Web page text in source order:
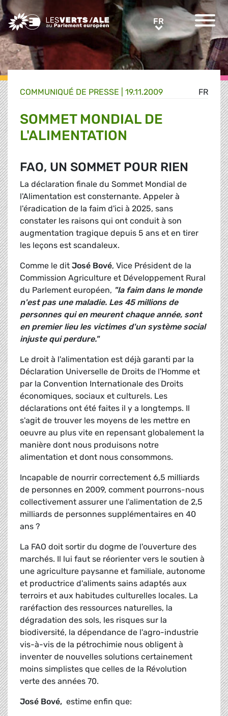
Greens/EFA Home FR FR
FR
COMMUNIQUÉ DE PRESSE 19.11.2009
SOMMET MONDIAL DE
L'ALIMENTATION
FAO, UN SOMMET POUR RIEN
La déclaration finale du Sommet Mondial de
l'Alimentation est consternante. Appeler à
l'éradication de la faim d'ici à 2025, sans
constater les raisons qui ont conduit à son
augmentation tragique depuis 5 ans et en tirer
les leçons est scandaleux.
Comme le dit José Bové, Vice Président de la
Commission Agriculture et Développement Rural
du Parlement européen, "la faim dans le monde
n'est pas une maladie. Les 45 millions de
personnes qui en meurent chaque année, sont
en premier lieu les victimes d'un système social
injuste qui perdure."
Le droit à l'alimentation est déjà garanti par la
Déclaration Universelle de Droits de l'Homme et
par la Convention Internationale des Droits
économiques, sociaux et culturels. Les
déclarations ont été faites il y a longtemps. Il
s'agit de trouver les moyens de les mettre en
oeuvre au plus vite en repensant globalement la
manière dont nous produisons notre
alimentation et dont nous consommons.
Incapable de nourrir correctement 6,5 milliards
de personnes en 2009, comment pourrons-nous
collectivement assurer une l'alimentation de 2,5
milliards de personnes supplémentaires en 40
ans ?
La FAO doit sortir du dogme de l'ouverture des
marchés. Il lui faut se réorienter vers le soutien à
une agriculture paysanne et familiale, autonome
et productrice d'aliments sains adaptés aux
terroirs et aux habitudes culturelles locales. La
raréfaction des ressources naturelles, la
dégradation des sols, les risques sur la
biodiversité, la dépendance de l'agro-industrie
vis-à-vis de la pétrochimie nous obligent à
inventer de nouvelles solutions certainement
moins simplistes que celles de la Révolution
verte des années 70.
José Bové, estime enfin que: